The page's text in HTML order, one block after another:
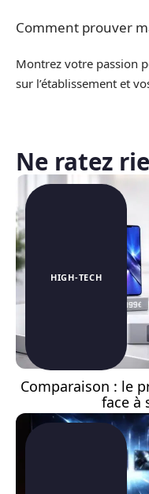
Comment prouver
Montrez votre passion
sur l’établissement et
Ne ratez
HIGH-TECH
Comparaison : le
face à